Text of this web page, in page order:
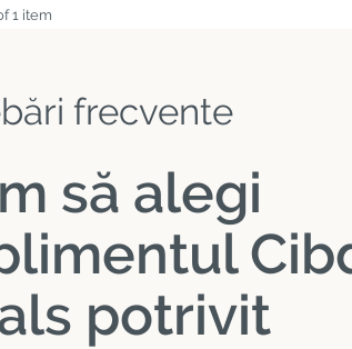
1 item
frecvente
să alegi
potrivit